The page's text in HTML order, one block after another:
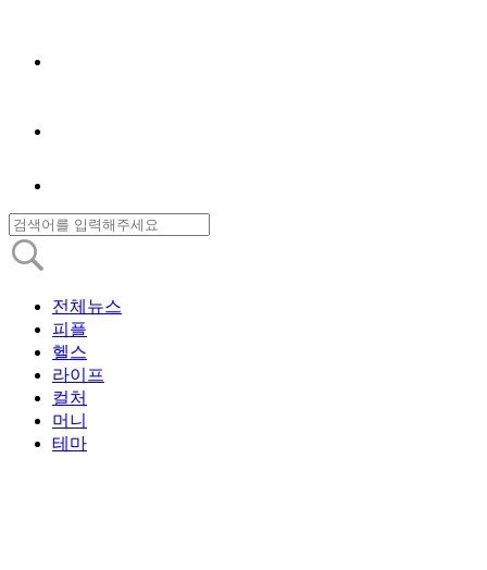
전체뉴스
피플
헬스
라이프
컬처
머니
테마